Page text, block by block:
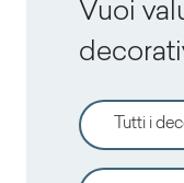
Vuoi
Tutti i